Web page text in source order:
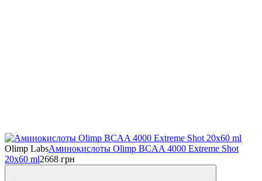
Olimp LabsАминокислоты Olimp BCAA 4000 Extreme Shot
20x60 ml2668 грн